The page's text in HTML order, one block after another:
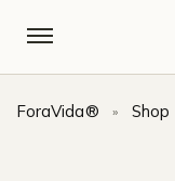
ForaVida® » Shop